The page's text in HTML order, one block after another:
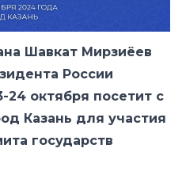
Шавкат Мирзиёев
России
24 октября посетит с
Казань для участия
государств